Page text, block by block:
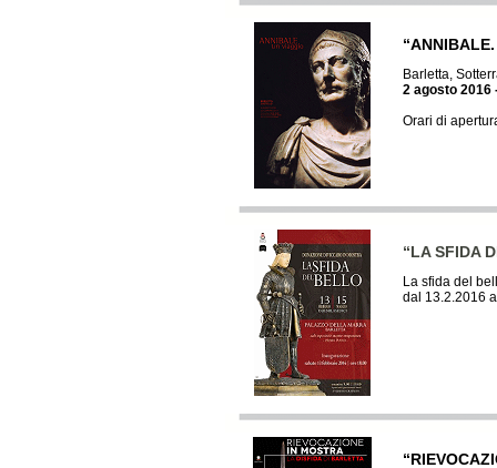
Barletta,
2 agosto 2016
Orari di
“LA SFIDA
La sfida del
dal 13.2.2016